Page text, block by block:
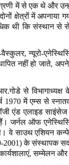
में से एक थे और
क्षेत्रों में
थी कि संस्थान से
वैस्कुलर, न्यूरो-
नहीं हो जाते, अपने
से
वर्ष 1970 में एम्स से
एंड एलाइड
ऑफ
वे साउथ एशियन
के संस्थापक
सम्मेलन